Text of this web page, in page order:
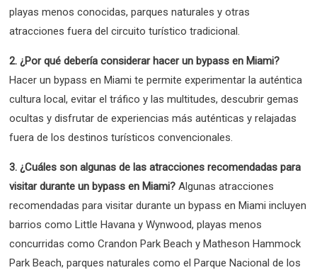
playas menos conocidas, parques naturales y otras
atracciones fuera del circuito turístico tradicional.
2. ¿Por qué debería considerar hacer un bypass en Miami?
Hacer un bypass en Miami te permite experimentar la auténtica
cultura local, evitar el tráfico y las multitudes, descubrir gemas
ocultas y disfrutar de experiencias más auténticas y relajadas
fuera de los destinos turísticos convencionales.
3. ¿Cuáles son algunas de las atracciones recomendadas para
visitar durante un bypass en Miami? Algunas atracciones
recomendadas para visitar durante un bypass en Miami incluyen
barrios como Little Havana y Wynwood, playas menos
concurridas como Crandon Park Beach y Matheson Hammock
Park Beach, parques naturales como el Parque Nacional de los